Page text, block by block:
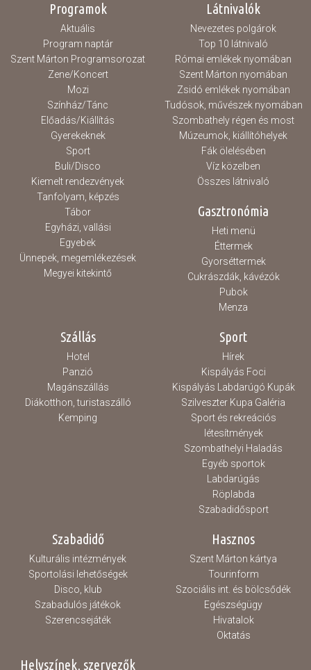
Programok
Aktuális
Program naptár
Szent Márton Programsorozat
Zene/Koncert
Mozi
Színház/Tánc
Előadás/Kiállítás
Gyerekeknek
Sport
Buli/Disco
Kiemelt rendezvények
Tanfolyam, képzés
Tábor
Egyházi, vallási
Egyebek
Ünnepek, megemlékezések
Megyei kitekintő
Látnivalók
Nevezetes polgárok
Top 10 látnivaló
Római emlékek nyomában
Szent Márton nyomában
Zsidó emlékek nyomában
Tudósok, művészek nyomában
Szombathely régen és most
Múzeumok, kiállítóhelyek
Fák ölelésében
Víz közelben
Összes látnivaló
Gasztronómia
Heti menü
Éttermek
Gyorséttermek
Cukrászdák, kávézók
Pubok
Menza
Szállás
Hotel
Panzió
Magánszállás
Diákotthon, turistaszálló
Kemping
Sport
Hírek
Kispályás Foci
Kispályás Labdarúgó Kupák
Szilveszter Kupa Galéria
Sport és rekreációs
létesítmények
Szombathelyi Haladás
Egyéb sportok
Labdarúgás
Röplabda
Szabadidősport
Szabadidő
Kulturális intézmények
Sportolási lehetőségek
Disco, klub
Szabadulós játékok
Szerencsejáték
Hasznos
Szent Márton kártya
Tourinform
Szociális int. és bölcsődék
Egészségügy
Hivatalok
Oktatás
Helyszínek, szervezők